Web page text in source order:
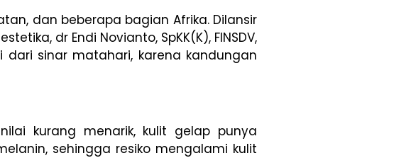
dan beberapa bagian Afrika. Dilansir
dr Endi Novianto, SpKK(K), FINSDV,
dari sinar matahari, karena kandungan
kurang menarik, kulit gelap punya
sehingga resiko mengalami kulit